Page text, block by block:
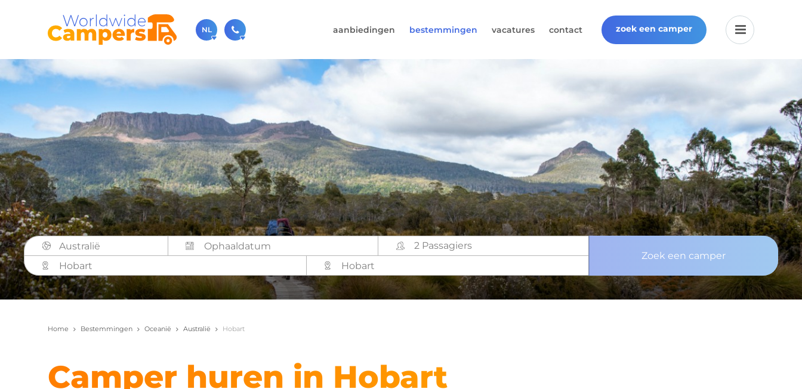
NL
030-6974964
Bel ons gerust (beschikbaar ma t/m vr van 9u tot 17u).
sales@worldwidecampers.com
Je kunt ons natuurlijk ook altijd een mailtje sturen.
aanbiedingen bestemmingen vacatures contact zoek een camper
Australië
2 Passagiers
Hobart
Hobart
Zoek een camper
Home Bestemmingen Oceanië Australië Hobart
Camper huren in Hobart